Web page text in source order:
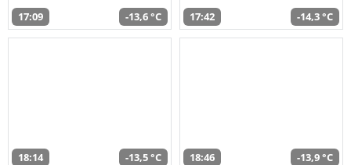
17:09 -13,6 °C 17:42 -14,3 °C
18:14 -13,5 °C 18:46 -13,9 °C